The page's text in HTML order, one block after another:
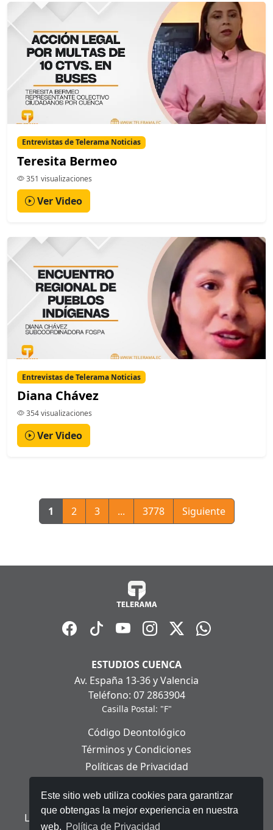
Este sitio web utiliza cookies para garantizar
que obtengas la mejor experiencia en nuestra
web. Política de Privacidad
Entrevistas de Telerama Noticias
Teresita Bermeo
351 visualizaciones
Ver Video
Entrevistas de Telerama Noticias
Diana Chávez
354 visualizaciones
Ver Video
1 2 3 ... 3778 Siguiente
ESTUDIOS CUENCA
Av. España 13-36 y Valencia
Teléfono: 07 2863904
Casilla Postal: "F"
Código Deontológico
Términos y Condiciones
Políticas de Privacidad
Aviso Legal
Ley Orgánica de Protección de Datos Personales